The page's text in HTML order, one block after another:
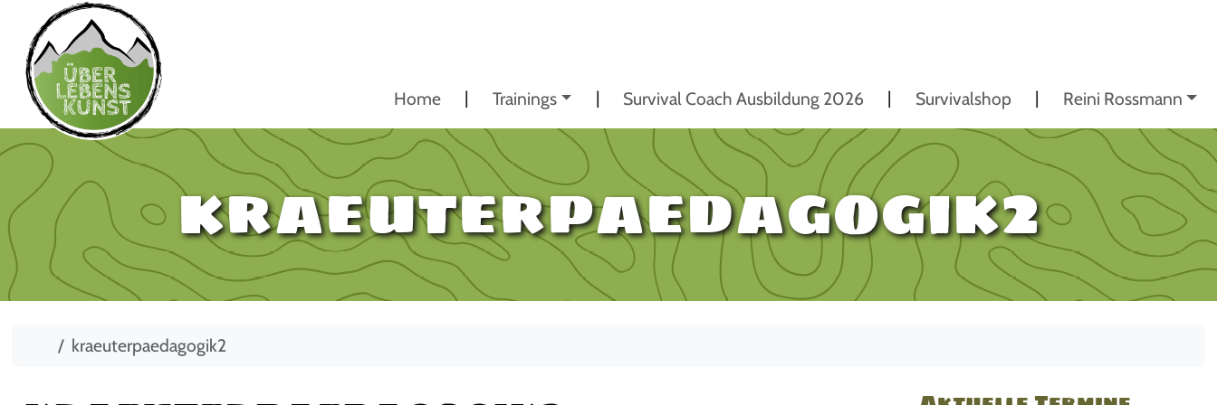
Home Trainings Survival Coach Ausbildung 2026 Survivalshop Reini Rossmann
kraeuterpaedagogik2
Startkraeuterpaedagogik2